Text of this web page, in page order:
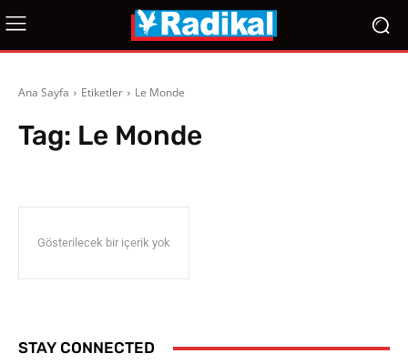
Ana Sayfa Etiketler Le Monde
Tag: Le Monde
Gösterilecek bir içerik yok
STAY CONNECTED